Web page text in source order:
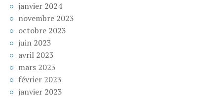
janvier 2024
novembre 2023
octobre 2023
juin 2023
avril 2023
mars 2023
février 2023
janvier 2023